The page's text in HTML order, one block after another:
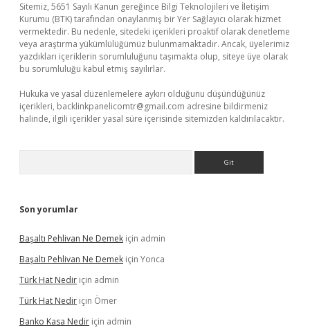
Sitemiz, 5651 Sayılı Kanun gereğince Bilgi Teknolojileri ve İletişim
Kurumu (BTK) tarafından onaylanmış bir Yer Sağlayıcı olarak hizmet
vermektedir. Bu nedenle, sitedeki içerikleri proaktif olarak denetleme
veya araştırma yükümlülüğümüz bulunmamaktadır. Ancak, üyelerimiz
yazdıkları içeriklerin sorumluluğunu taşımakta olup, siteye üye olarak
bu sorumluluğu kabul etmiş sayılırlar.
Hukuka ve yasal düzenlemelere aykırı olduğunu düşündüğünüz
içerikleri, backlinkpanelicomtr@gmail.com adresine bildirmeniz
halinde, ilgili içerikler yasal süre içerisinde sitemizden kaldırılacaktır.
Son yorumlar
Başaltı Pehlivan Ne Demek için admin
Başaltı Pehlivan Ne Demek için Yonca
Türk Hat Nedir için admin
Türk Hat Nedir için Ömer
Banko Kasa Nedir için admin